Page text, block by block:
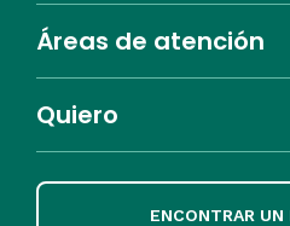
Áreas de atención
Quiero
ENCONTRAR UN